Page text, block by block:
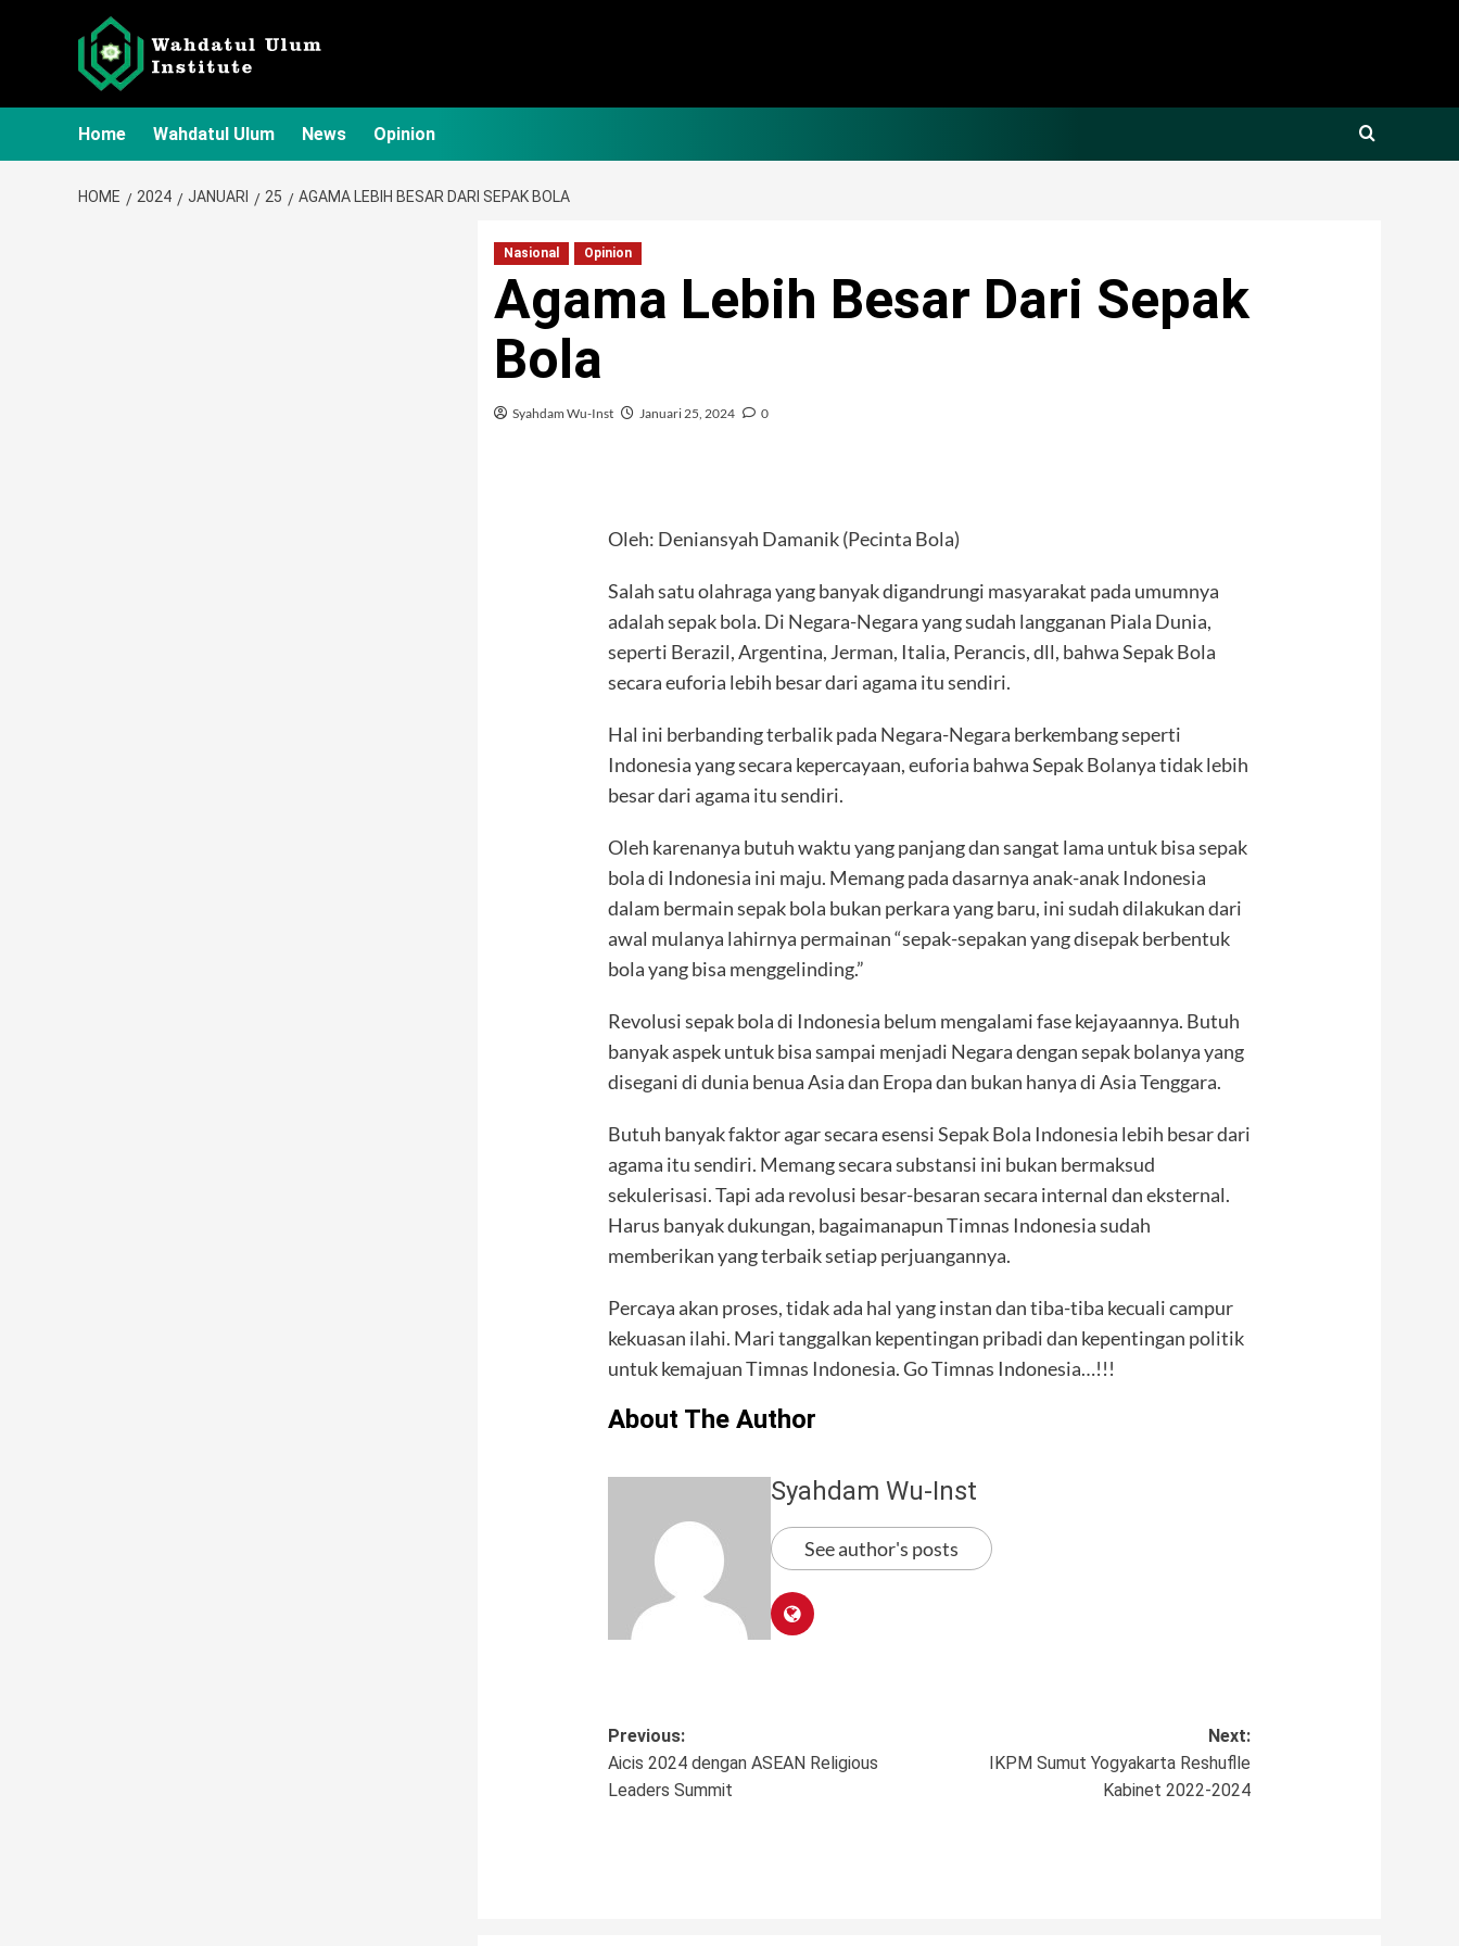
Home Wahdatul Ulum News Opinion
HOME 2024 JANUARI 25 AGAMA LEBIH BESAR DARI SEPAK BOLA
Nasional Opinion
Agama Lebih Besar Dari Sepak
Bola
Syahdam Wu-Inst Januari 25, 2024 0
Oleh: Deniansyah Damanik (Pecinta Bola)
Salah satu olahraga yang banyak digandrungi masyarakat pada umumnya
adalah sepak bola. Di Negara-Negara yang sudah langganan Piala Dunia,
seperti Berazil, Argentina, Jerman, Italia, Perancis, dll, bahwa Sepak Bola
secara euforia lebih besar dari agama itu sendiri.
Hal ini berbanding terbalik pada Negara-Negara berkembang seperti
Indonesia yang secara kepercayaan, euforia bahwa Sepak Bolanya tidak lebih
besar dari agama itu sendiri.
Oleh karenanya butuh waktu yang panjang dan sangat lama untuk bisa sepak
bola di Indonesia ini maju. Memang pada dasarnya anak-anak Indonesia
dalam bermain sepak bola bukan perkara yang baru, ini sudah dilakukan dari
awal mulanya lahirnya permainan “sepak-sepakan yang disepak berbentuk
bola yang bisa menggelinding.”
Revolusi sepak bola di Indonesia belum mengalami fase kejayaannya. Butuh
banyak aspek untuk bisa sampai menjadi Negara dengan sepak bolanya yang
disegani di dunia benua Asia dan Eropa dan bukan hanya di Asia Tenggara.
Butuh banyak faktor agar secara esensi Sepak Bola Indonesia lebih besar dari
agama itu sendiri. Memang secara substansi ini bukan bermaksud
sekulerisasi. Tapi ada revolusi besar-besaran secara internal dan eksternal.
Harus banyak dukungan, bagaimanapun Timnas Indonesia sudah
memberikan yang terbaik setiap perjuangannya.
Percaya akan proses, tidak ada hal yang instan dan tiba-tiba kecuali campur
kekuasan ilahi. Mari tanggalkan kepentingan pribadi dan kepentingan politik
untuk kemajuan Timnas Indonesia. Go Timnas Indonesia…!!!
About The Author
Syahdam Wu-Inst
See author's posts
Post
navigation
Previous:
Aicis 2024 dengan ASEAN Religious
Leaders Summit
Next:
IKPM Sumut Yogyakarta Reshuflle
Kabinet 2022-2024